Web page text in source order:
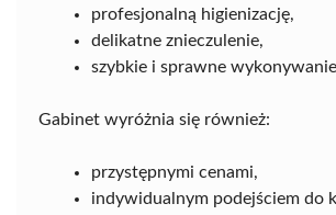
profesjonalną higienizację,
delikatne znieczulenie,
szybkie i sprawne
Gabinet wyróżnia się również:
przystępnymi cenami,
indywidualnym podejściem do